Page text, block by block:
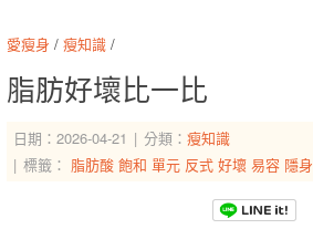
愛瘦身 / 瘦知識 /
脂肪好壞比一比
日期：2026-04-21 分類： 瘦知識
標籤： 脂肪酸 飽和 單元 反式 好壞 易容 隱身